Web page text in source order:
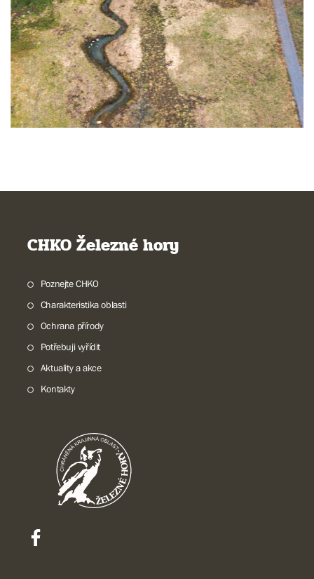
CHKO Železné hory
Poznejte CHKO
Charakteristika oblasti
Ochrana přírody
Potřebuji vyřídit
Aktuality a akce
Kontakty